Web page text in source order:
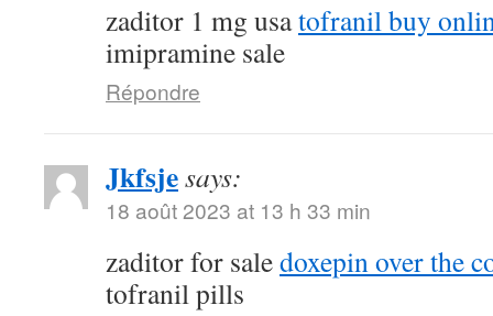
zaditor 1 mg usatofranil buy
imipramine sale
Répondre
Jkfsjesays:
18 août 2023 at 13 h 33 min
zaditor for saledoxepin over the
tofranil pills